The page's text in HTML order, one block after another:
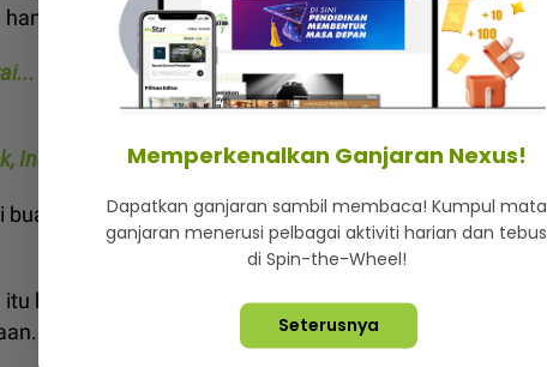
masih dirahsiakan.
Bekas isteri sujud syukur tuntutan diterima
Inara Rusli tampil buat laporan
selepas tular kad undangan majlis
bagaimanapun meluahkan rasa kecewa terhadap
Memperkenalkan Ganjaran Nexus!
Dapatkan ganjaran sambil membaca! Kumpul mata
ganjaran menerusi pelbagai aktiviti harian dan tebus
di Spin-the-Wheel!
Seterusnya